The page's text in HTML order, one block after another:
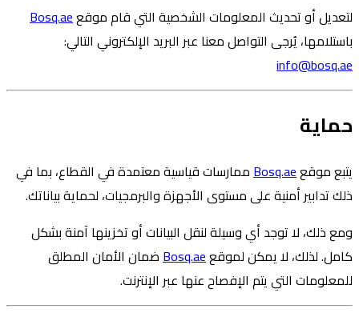
لتعديل أو تحديث المعلومات الشخصية التي قام موقعBosq.ae
باستلامها، يُرجى التواصل معنا عبر البريد الإلكتروني التالي:
info@bosq.ae
حماية
يتبع موقعBosq.aeممارسات قياسية معتمدة في القطاع، بما في
ذلك تدابير أمنية على مستوى الأجهزة والبرمجيات، لحماية بياناتك.
ومع ذلك، لا توجد أي وسيلة لنقل البيانات أو تخزينها آمنة بشكل
كامل. لذلك، لا يمكن لموقعBosq.aeضمان الأمان المطلق
للمعلومات التي يتم الإفصاح عنها عبر الإنترنت.